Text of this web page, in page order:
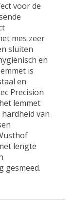
voor de
mes zeer
sluiten
en
is
en
Precision
lemmet
van
lengte
gesmeed.